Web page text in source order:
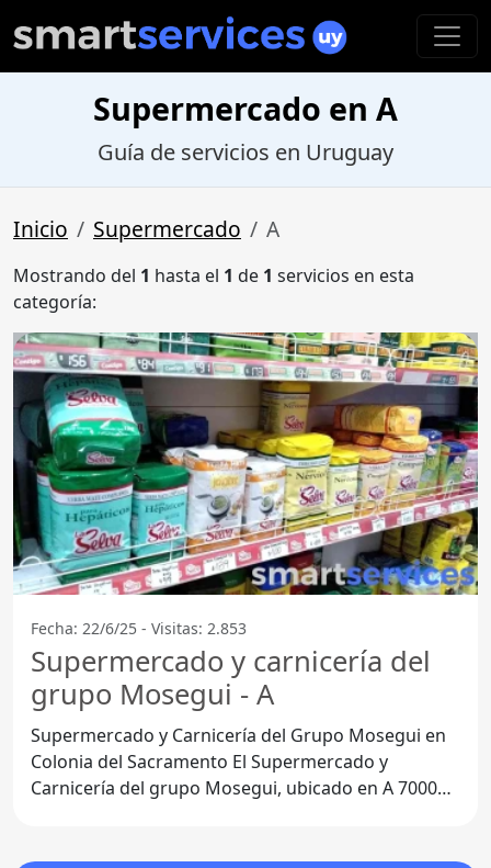
Supermercado en A
Guía de servicios en Uruguay
Inicio Supermercado A
Mostrando del 1 hasta el 1 de 1 servicios en esta
categoría:
Fecha: 22/6/25 - Visitas: 2.853
Supermercado y carnicería del
grupo Mosegui - A
Supermercado y Carnicería del Grupo Mosegui en
Colonia del Sacramento El Supermercado y
Carnicería del grupo Mosegui, ubicado en A 70000,